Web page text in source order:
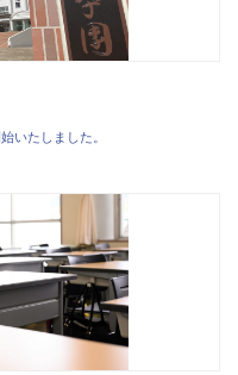
いたしました。